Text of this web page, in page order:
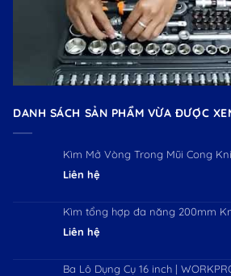
DANH SÁCH SẢN PHẨM VỪA ĐƯỢC
Kìm Mở Vòng Trong Mũi Cong
Liên hệ
Kìm tổng hợp đa năng 200mm
Liên hệ
Ba Lô Dụng Cụ 16 inch |